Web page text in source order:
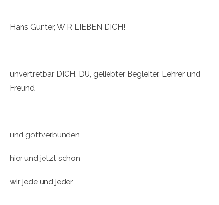
Hans Günter, WIR LIEBEN DICH!
unvertretbar DICH, DU, geliebter Begleiter, Lehrer und
Freund
und gottverbunden
hier und jetzt schon
wir, jede und jeder